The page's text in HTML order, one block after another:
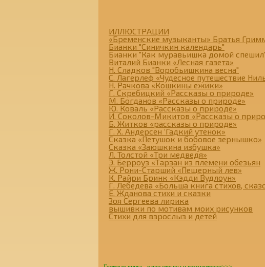
ИЛЛЮСТРАЦИИ
«Бременские музыканты» Братья
Бианки "Синичкин календарь"
Бианки "Как муравьишка домой
Виталий Бианки «Лесная газета»
Н. Сладков "Воробьишкина весна"
С. Лагерлеф «Чудесное путешествие
Н. Рачкова «Кошкины ежики»
Г. Скребицкий «Рассказы о природе»
М. Богданов «Рассказы о природе»
Ю. Коваль «Рассказы о природе»
И. Соколов-Микитов «Рассказы о
Б. Житков «рассказы о природе»
Г. Х. Андерсен ‘Гадкий утенок»
Сказка «Петушок и бобовое зернышко»
Сказка «Заюшкина избушка»
Л. Толстой «Три медведя»
Э. Берроуз «Тарзан из племени обезьян
Ж. Рони-Старший «Пещерный лев»
К. Райри Бринк «Кэдди Вудлоун»
Г. Лебедева «Больша книга стихов,
Е. Жданова стихи и сказки
Зоя Сергеева лирика
вышивки по мотивам моих рисунков
Стихи для взрослыз и детей